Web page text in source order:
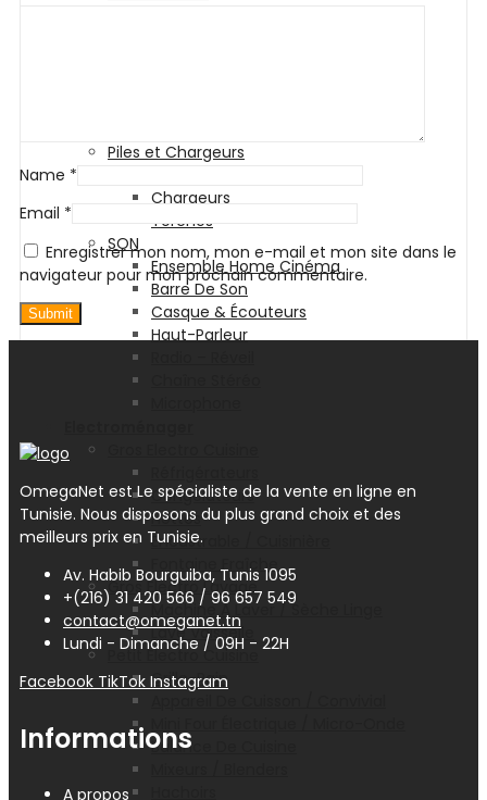
Piles et Chargeurs
Chargeurs
Torches
SON
Ensemble Home Cinéma
Barre De Son
Casque & Écouteurs
Haut-Parleur
Congélateurs
Hottes
Encastrable / Cuisinière
Fontaine Fraîche
Gros Electro Lavage
Machine À Laver / Sèche Linge
Lave Vaisselle
Petit Electro Cuisine
Grille-Pain
Balance De Cuisine
Name *
Email *
Enregistrer mon nom, mon e-mail et mon site dans le
navigateur pour mon prochain commentaire.
OmegaNet est Le spécialiste de la vente en ligne en
Tunisie. Nous disposons du plus grand choix et des
meilleurs prix en Tunisie.
Av. Habib Bourguiba, Tunis 1095
+(216) 31 420 566 / 96 657 549
contact@omeganet.tn
Lundi - Dimanche / 09H - 22H
Facebook TikTok Instagram
Informations
A propos